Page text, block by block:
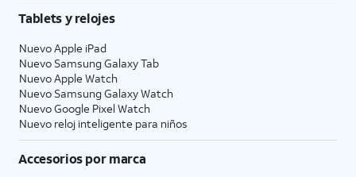
Tablets y relojes
Nuevo Apple iPad
Nuevo Samsung Galaxy Tab
Nuevo Apple Watch
Nuevo Samsung Galaxy Watch
Nuevo Google Pixel Watch
Nuevo reloj inteligente para niños
Accesorios por marca